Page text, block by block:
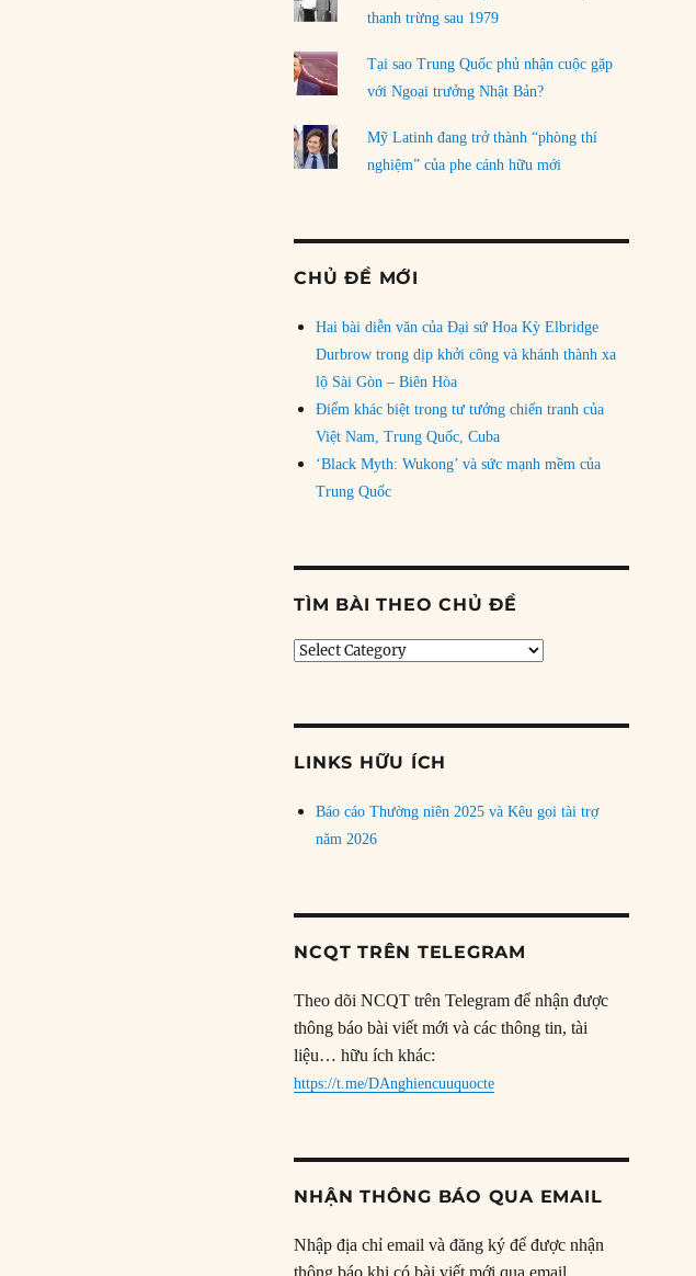
thanh trừng sau 1979
Tại sao Trung Quốc phủ nhận cuộc gặp
với Ngoại trưởng Nhật Bản?
Mỹ Latinh đang trở thành “phòng thí
nghiệm” của phe cánh hữu mới
CHỦ ĐỀ MỚI
Hai bài diễn văn của Đại sứ Hoa Kỳ Elbridge
Durbrow trong dịp khởi công và khánh thành xa
lộ Sài Gòn – Biên Hòa
Điểm khác biệt trong tư tưởng chiến tranh của
Việt Nam, Trung Quốc, Cuba
‘Black Myth: Wukong’ và sức mạnh mềm của
Trung Quốc
TÌM BÀI THEO CHỦ ĐỀ
Tìm
LINKS HỮU ÍCH
Báo cáo Thường niên 2025 và Kêu gọi tài trợ
năm 2026
NCQT TRÊN TELEGRAM
Theo dõi NCQT trên Telegram để nhận được
thông báo bài viết mới và các thông tin, tài
liệu… hữu ích khác:
https://t.me/DAnghiencuuquocte
NHẬN THÔNG BÁO QUA EMAIL
Nhập địa chỉ email và đăng ký để được nhận